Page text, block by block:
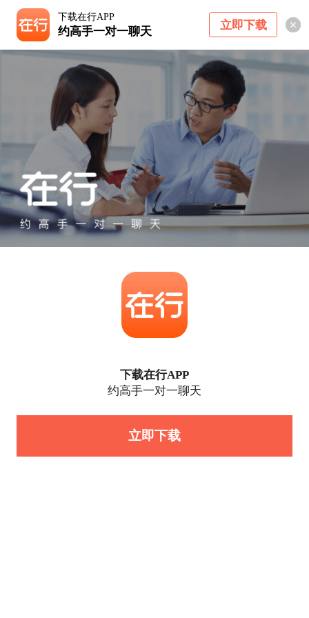
下载在行APP
约高手一对一聊天 立即下载
下载在行APP
约高手一对一聊天
立即下载